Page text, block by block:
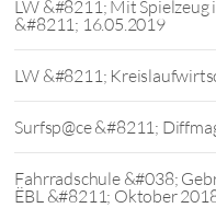
LW &#8211; Mit
&#8211; 16.05.2019
LW &#8211;
Surfsp@ce &#8211;
Fahrradschule &#038;
ËBL &#8211; Oktober